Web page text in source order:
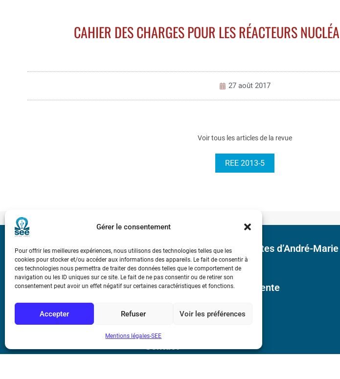
Gérer le consentement
Pour offrir les meilleures expériences, nous utilisons des technologies telles que les
cookies pour stocker et/ou accéder aux informations des appareils. Le fait de consentir à
ces technologies nous permettra de traiter des données telles que le comportement de
navigation ou les ID uniques sur ce site. Le fait de ne pas consentir ou de retirer son
consentement peut avoir un effet négatif sur certaines caractéristiques et fonctions.
Accepter Refuser Voir les préférences
Mentions légales-SEE
CAHIER DES CHARGES POUR LES RÉACTEURS
27 août 2017
Voir tous les articles de la revue
REE 2013-5
Bicentenaire des découvertes d’André-Marie
Ampère
Conditions Générales de Vente
Mentions légales
Contact